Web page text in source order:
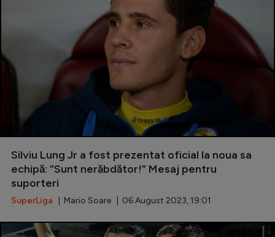
Silviu Lung Jr a fost prezentat oficial la noua sa
echipă: ”Sunt nerăbdător!” Mesaj pentru
suporteri
SuperLiga | Mario Soare | 06 August 2023, 19:01